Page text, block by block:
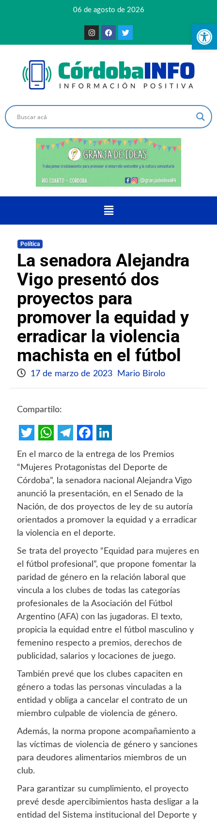
06 de agosto de 2026
Política
La senadora Alejandra
Vigo presentó dos
proyectos para
promover la equidad y
erradicar la violencia
machista en el fútbol
17 de marzo de 2023 Mario Birolo
Compartilo:
TwitterWhatsApp
Telegram
Facebook
LinkedIn
En el marco de la entrega de los Premios
“Mujeres Protagonistas del Deporte de
Córdoba”, la senadora nacional Alejandra Vigo
anunció la presentación, en el Senado de la
Nación, de dos proyectos de ley de su autoría
orientados a promover la equidad y a erradicar
la violencia en el deporte.
Se trata del proyecto “Equidad para mujeres en
el fútbol profesional”, que propone fomentar la
paridad de género en la relación laboral que
vincula a los clubes de todas las categorías
profesionales de la Asociación del Fútbol
Argentino (AFA) con las jugadoras. El texto,
propicia la equidad entre el fútbol masculino y
femenino respecto a premios, derechos de
publicidad, salarios y locaciones de juego.
También prevé que los clubes capaciten en
género a todas las personas vinculadas a la
entidad y obliga a cancelar el contrato de un
miembro culpable de violencia de género.
Además, la norma propone acompañamiento a
las víctimas de violencia de género y sanciones
para deudores alimentarios miembros de un
club.
Para garantizar su cumplimiento, el proyecto
prevé desde apercibimientos hasta desligar a la
entidad del Sistema institucional del Deporte y